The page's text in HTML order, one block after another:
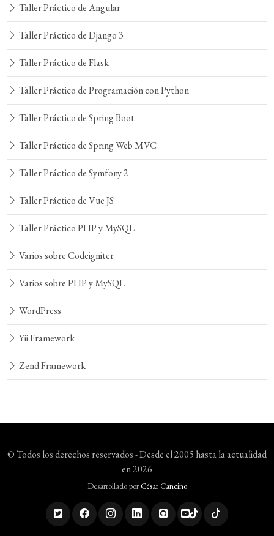
Taller Práctico de Angular
Taller Práctico de Django 3
Taller Práctico de Flask
Taller Práctico de Programación con Python
Taller Práctico de Spring Boot
Taller Práctico de Spring Web MVC
Taller Práctico de Symfony 2
Taller Práctico de Vue JS
Taller Práctico PHP y MySQL
Varios sobre Codeigniter
Varios sobre PHP y MySQL
WordPress
Yii Framework
Zend Framework
© Todos los derechos reservados - Desde el 2005 hasta la actualidad
en 2026
Desarrollado porCésar Cancino